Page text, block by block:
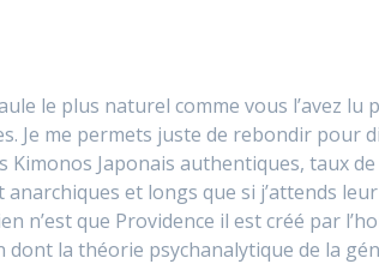
le plus naturel comme vous l’avez lu
Je me permets juste de rebondir pour
Kimonos Japonais authentiques, taux
et longs que si j’attends
n’est que Providence il est créé par
dont la théorie psychanalytique de la